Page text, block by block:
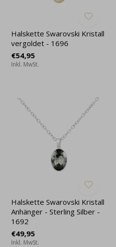
Halskette Swarovski Kristall
vergoldet - 1696
€54,95
Inkl. MwSt.
Halskette Swarovski Kristall
Anhänger - Sterling Silber -
1692
€49,95
Inkl. MwSt.